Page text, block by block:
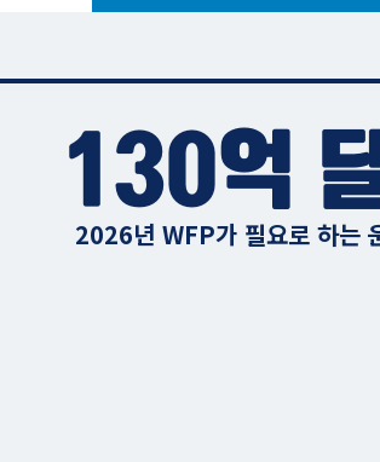
130억
2026년 WFP가 필요로 하는